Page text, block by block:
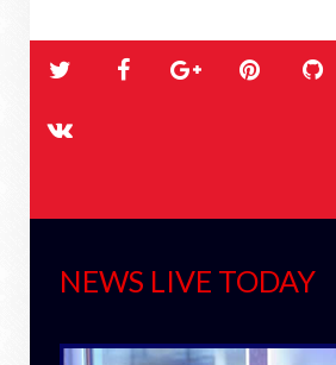
लेटेस्ट
NEWS LIVE TODAY